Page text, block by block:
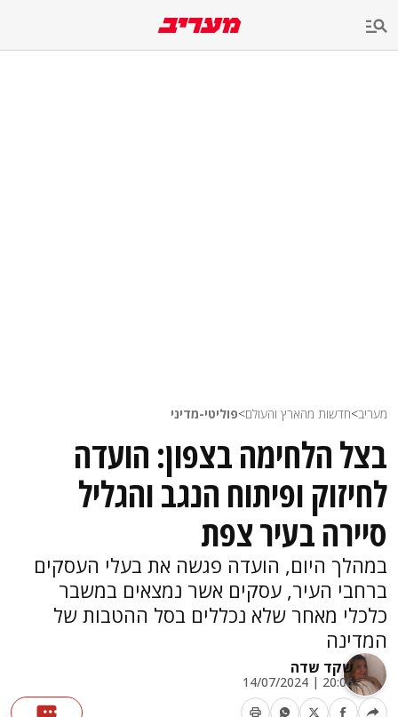
מעריב>חדשות מהארץ והעולם>פוליטי-מדיני
בצל הלחימה בצפון: הועדה
לחיזוק ופיתוח הנגב והגליל
סיירה בעיר צפת
במהלך היום, הועדה פגשה את בעלי העסקים
ברחבי העיר, עסקים אשר נמצאים במשבר
כלכלי מאחר שלא נכללים בסל ההטבות של
המדינה
שקד שדה
20:06 | 14/07/2024